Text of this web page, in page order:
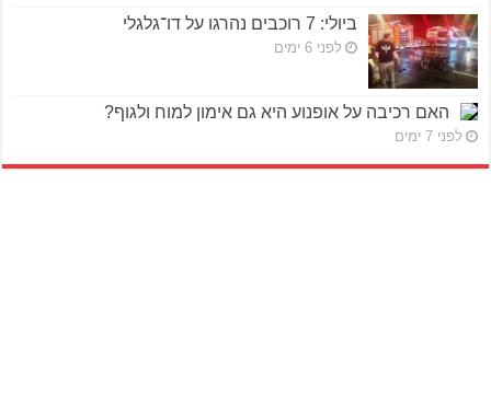
ביולי: 7 רוכבים נהרגו על דו־גלגלי
לפני 6 ימים
האם רכיבה על אופנוע היא גם אימון למוח ולגוף?
לפני 7 ימים